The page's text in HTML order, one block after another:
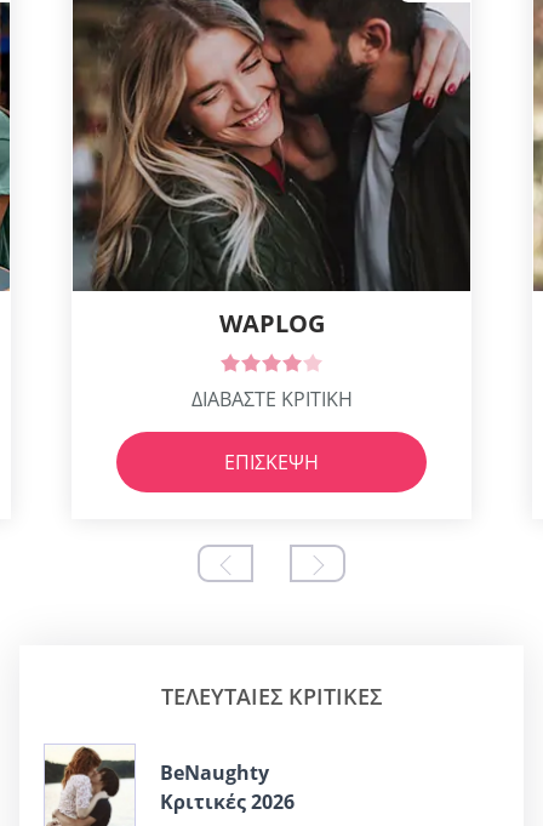
WAPLOG
ΔΙΑΒΑΣΤΕ ΚΡΙΤΙΚΗ
ΕΠΊΣΚΕΨΗ
ΤΕΛΕΥΤΑΊΕΣ ΚΡΙΤΙΚΈΣ
BeNaughty
Κριτικές 2026